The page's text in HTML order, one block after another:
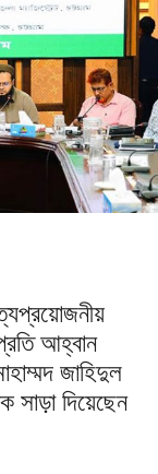
আহ্বান
জাহিদুল
দিয়েছেন